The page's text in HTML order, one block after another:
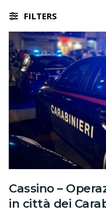
FILTERS
Cassino –
in città dei